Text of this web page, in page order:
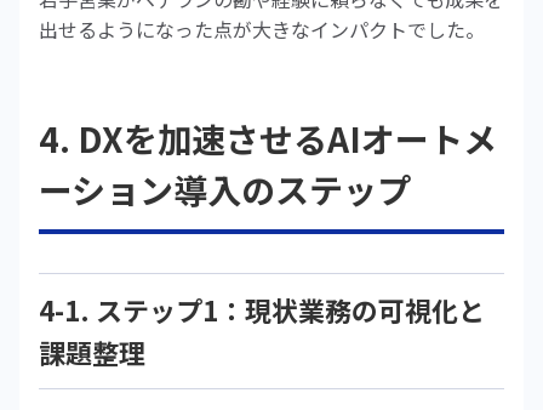
出せるようになった点が大きなインパクトでした。
4. DXを加速させるAIオートメ
ーション導入のステップ
4-1. ステップ1：現状業務の可視化と
課題整理